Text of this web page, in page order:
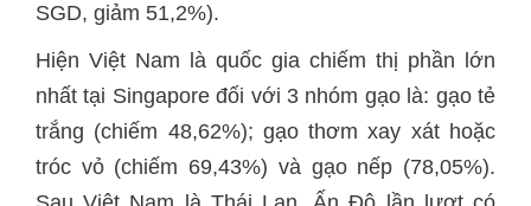
SGD, giảm 51,2%).
Hiện Việt Nam là quốc gia chiếm thị phần lớn
nhất tại Singapore đối với 3 nhóm gạo là: gạo tẻ
trắng (chiếm 48,62%); gạo thơm xay xát hoặc
tróc vỏ (chiếm 69,43%) và gạo nếp (78,05%).